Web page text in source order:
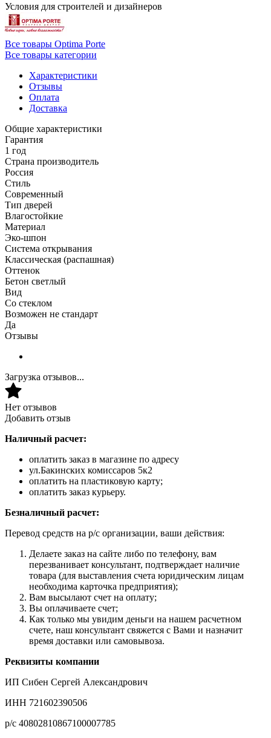
Условия для строителей и дизайнеров
Все товары Optima Porte
Все товары категории
Характеристики
Отзывы
Оплата
Доставка
Общие характеристики
Гарантия
1 год
Страна производитель
Россия
Стиль
Современный
Тип дверей
Влагостойкие
Материал
Эко-шпон
Система открывания
Классическая (распашная)
Оттенок
Бетон светлый
Вид
Со стеклом
Возможен не стандарт
Да
Отзывы
Загрузка отзывов...
Нет отзывов
Добавить отзыв
Наличный расчет:
оплатить заказ в магазине по адресу
ул.Бакинских комиссаров 5к2
оплатить на пластиковую карту;
оплатить заказ курьеру.
Безналичный расчет:
Перевод средств на р/с организации, ваши действия:
Делаете заказ на сайте либо по телефону, вам
перезванивает консультант, подтверждает наличие
товара (для выставления счета юридическим лицам
необходима карточка предприятия);
Вам высылают счет на оплату;
Вы оплачиваете счет;
Как только мы увидим деньги на нашем расчетном
счете, наш консультант свяжется с Вами и назначит
время доставки или самовывоза.
Реквизиты компании
ИП Сибен Сергей Александрович
ИНН 721602390506
р/с 40802810867100007785